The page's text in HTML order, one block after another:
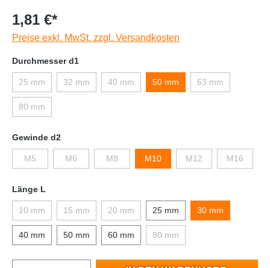
1,81 €*
Preise exkl. MwSt. zzgl. Versandkosten
Durchmesser d1
25 mm 32 mm 40 mm 50 mm 63 mm
80 mm
Gewinde d2
M5 M6 M8 M10 M12 M16
Länge L
10 mm 15 mm 20 mm 25 mm 30 mm
40 mm 50 mm 60 mm 80 mm